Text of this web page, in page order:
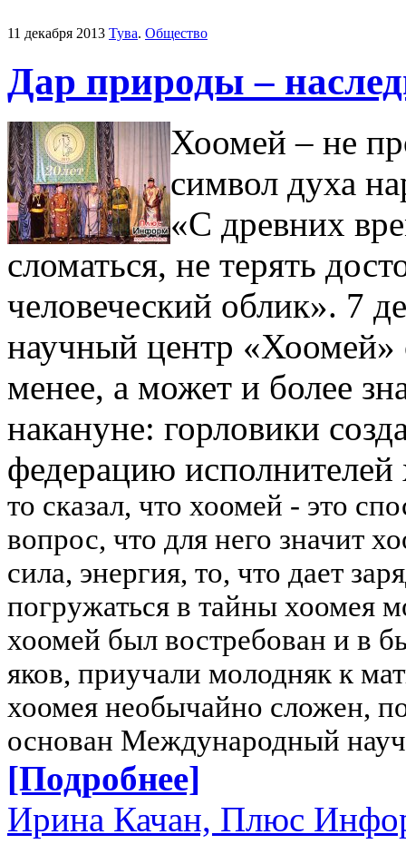
11 декабря 2013 Тува. Общество
Дар природы –
Хоомей – не
символ духа
«С древних
сломаться, не терять
человеческий облик». 7
научный центр «Хоомей»
менее, а может и более
накануне: горловики
федерацию
то сказал, что хоомей - это
вопрос, что для него значит
сила, энергия, то, что дает
погружаться в тайны хоомея
хоомей был востребован и в
яков, приучали молодняк к
хоомея необычайно сложен,
основан Международный
[Подробнее]
Ирина Качан, Плюс